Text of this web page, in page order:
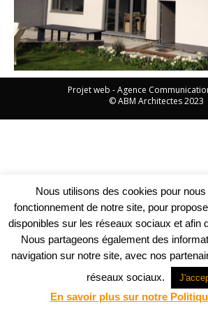
Projet web -Agence
© ABM Architectes 2023
Nous utilisons des cookies pour
fonctionnement de notre site, pour
disponibles sur les réseaux sociaux et afin
Nous partageons également des
navigation sur notre site, avec nos
réseaux sociaux.
En savoir plus sur notre